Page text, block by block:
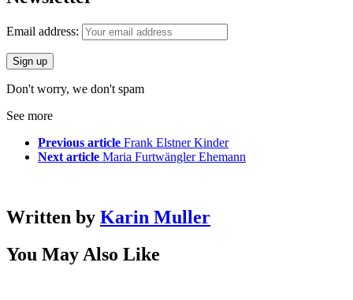
Email address:
Don't worry, we don't spam
See more
Previous article Frank Elstner Kinder
Next article Maria Furtwängler Ehemann
Written by Karin Muller
You May Also Like